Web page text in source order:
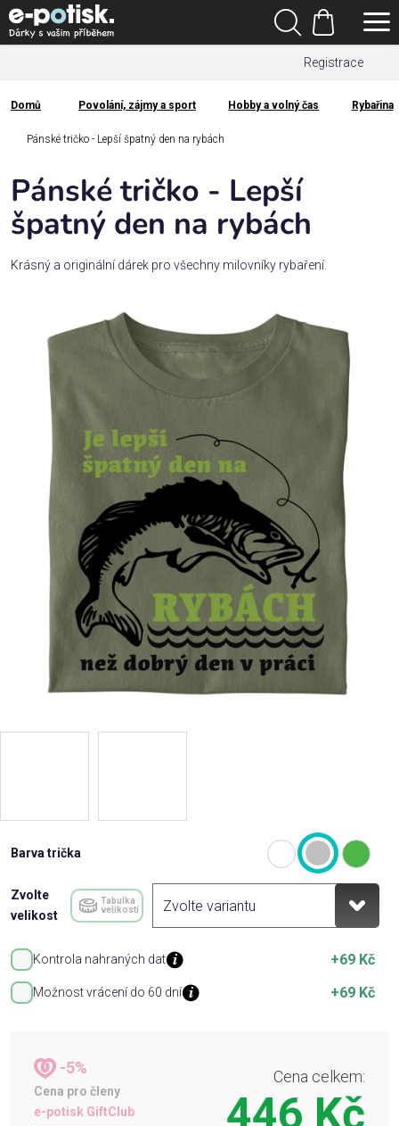
Přejít
na
obsah
Registrace
Hledat
Nákupní
košík
Kategorie
Dárek
pro
Rodina
Povolání,
zájmy a
Domácnost
Kolekce
Přihlášení
Domů
Domů Povolání, zájmy a sport Hobby a volný čas Rybařina
Pánské tričko - Lepší špatný den na rybách
Barva trička
Zvolte
velikost
Tabulka
velikostí
Kontrola nahraných dat +69 Kč
Možnost vrácení do 60 dní +69 Kč
-5%
Cena pro členy
e-potisk GiftClub
Cena celkem:
446 Kč
Pánské tričko - Lepší
špatný den na rybách
Krásný a originální dárek pro všechny milovníky rybaření.